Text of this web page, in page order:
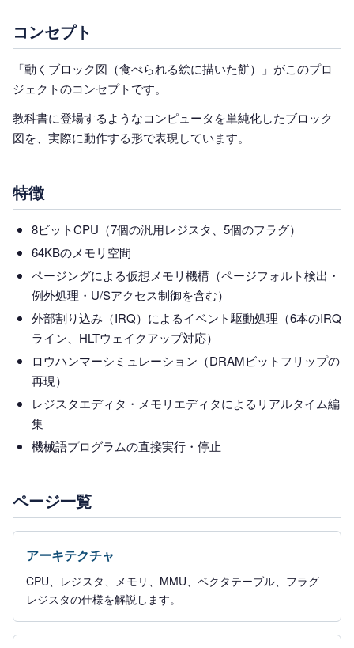
コンセプト
「動くブロック図（食べられる絵に描いた餅）」がこのプロ
ジェクトのコンセプトです。
教科書に登場するようなコンピュータを単純化したブロック
図を、実際に動作する形で表現しています。
特徴
8ビットCPU（7個の汎用レジスタ、5個のフラグ）
64KBのメモリ空間
ページングによる仮想メモリ機構（ページフォルト検出・
例外処理・U/Sアクセス制御を含む）
外部割り込み（IRQ）によるイベント駆動処理（6本のIRQ
ライン、HLTウェイクアップ対応）
ロウハンマーシミュレーション（DRAMビットフリップの
再現）
レジスタエディタ・メモリエディタによるリアルタイム編
集
機械語プログラムの直接実行・停止
ページ一覧
アーキテクチャ
CPU、レジスタ、メモリ、MMU、ベクタテーブル、フラグ
レジスタの仕様を解説します。